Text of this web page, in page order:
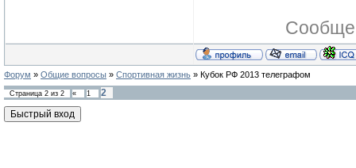
Форум » Общие вопросы » Спортивная жизнь » Кубок РФ 2013 телеграфом
Страница 2 из 2 « 1 2